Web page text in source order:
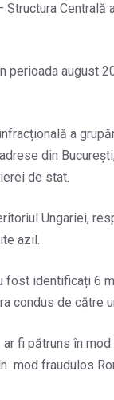
– Structura
perioada august
a
din
de stat.
Ungariei,
azil.
fost identificați 6
condus de către
fi pătruns în
fraudulos